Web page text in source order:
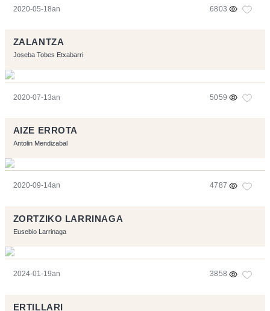
2020-05-18an 6803
ZALANTZA
Joseba Tobes Etxabarri
2020-07-13an 5059
AIZE ERROTA
Antolin Mendizabal
2020-09-14an 4787
ZORTZIKO LARRINAGA
Eusebio Larrinaga
2024-01-19an 3858
ERTILLARI